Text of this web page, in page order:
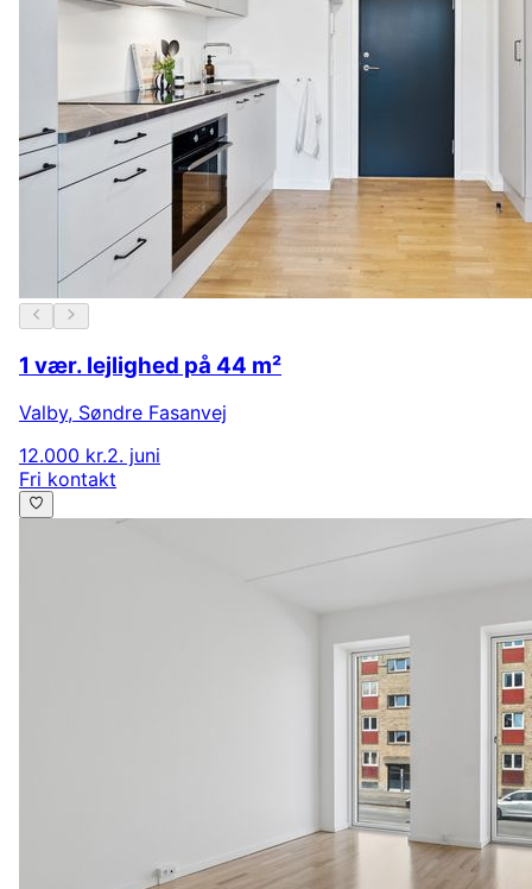
1 vær. lejlighed på 44 m²
Valby, Søndre Fasanvej
12.000 kr.2. juni
Fri kontakt